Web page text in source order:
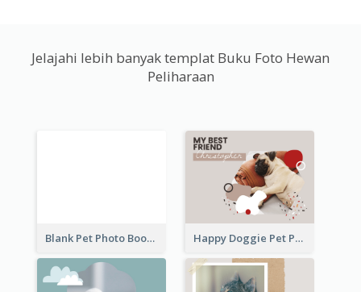
Jelajahi lebih banyak templat Buku Foto Hewan
Peliharaan
Blank Pet Photo Book Happy Doggie Pet Photo Book